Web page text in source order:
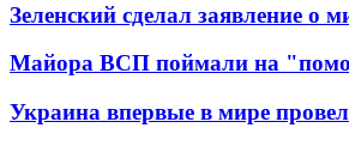
Зеленский сделал заявление о
Майора ВСП поймали на
Украина впервые в мире